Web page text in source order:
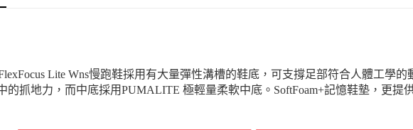
Lite Wns慢跑鞋採用有大量彈性溝槽的鞋底，可支撐足部符合人體工學的
的抓地力，而中底採用PUMALITE 極輕量柔軟中底。SoftFoam+記憶鞋墊，更提